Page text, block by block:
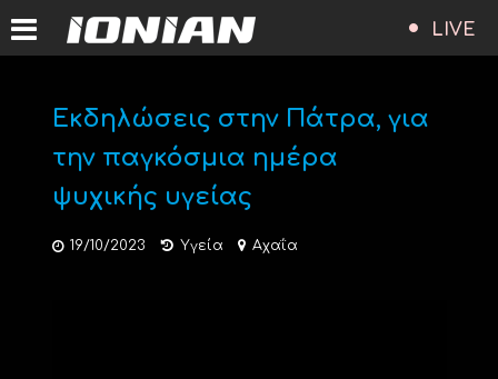
LIVE
Εκδηλώσεις στην Πάτρα, για
την παγκόσμια ημέρα
ψυχικής υγείας
19/10/2023 Υγεία Αχαΐα